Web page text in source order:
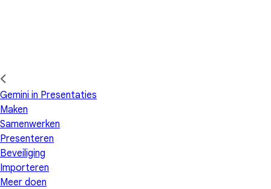
Gemini in Presentaties
Maken
Samenwerken
Presenteren
Beveiliging
Importeren
Meer doen